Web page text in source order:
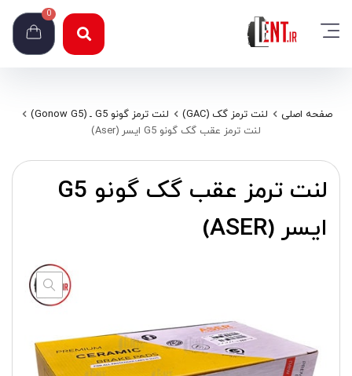
0
صفحه اصلی لنت ترمز گک (GAC)
لنت ترمز گونو G5 ـ (Gonow G5)
لنت ترمز عقب گک گونو G5 ایسر (Aser)
لنت ترمز عقب گک گونو G5
ایسر (ASER)